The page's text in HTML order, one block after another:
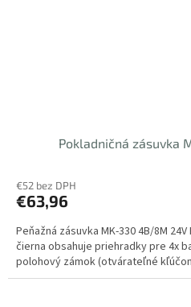
Pokladničná zásuvka
€52 bez DPH
€63,96
Peňažná zásuvka MK-330 4B/8M
čierna obsahuje priehradky pre 4x
polohový zámok (otvárateľné